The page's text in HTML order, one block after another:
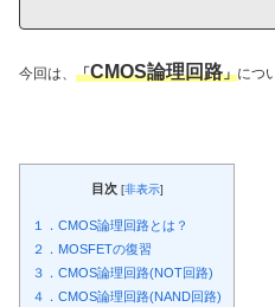
今回は、 「CMOS論理回路」につ
目次 [非表示]
１．CMOS論理回路とは？
２．MOSFETの復習
３．CMOS論理回路(NOT回路)
４．CMOS論理回路(NAND回路)